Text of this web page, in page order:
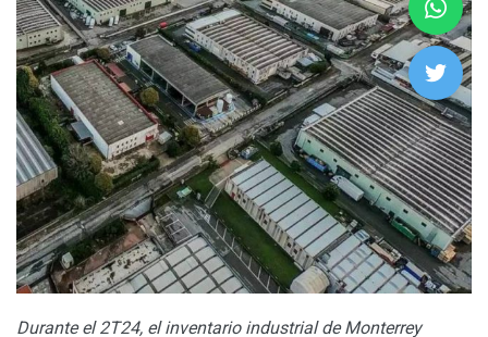
Durante el 2T24, el inventario industrial de Monterrey